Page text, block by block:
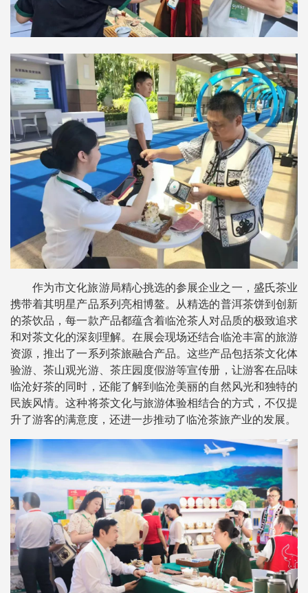
作为市文化旅游局精心挑选的参展企业之一，盛氏茶业
携带着其明星产品系列亮相博鳌。从精选的普洱茶饼到创新
的茶饮品，每一款产品都蕴含着临沧茶人对品质的极致追求
和对茶文化的深刻理解。在展会现场还结合临沧丰富的旅游
资源，推出了一系列茶旅融合产品。这些产品包括茶文化体
验游、茶山观光游、茶庄园度假游等宣传册，让游客在品味
临沧好茶的同时，还能了解到临沧美丽的自然风光和独特的
民族风情。这种将茶文化与旅游体验相结合的方式，不仅提
升了游客的满意度，还进一步推动了临沧茶旅产业的发展。